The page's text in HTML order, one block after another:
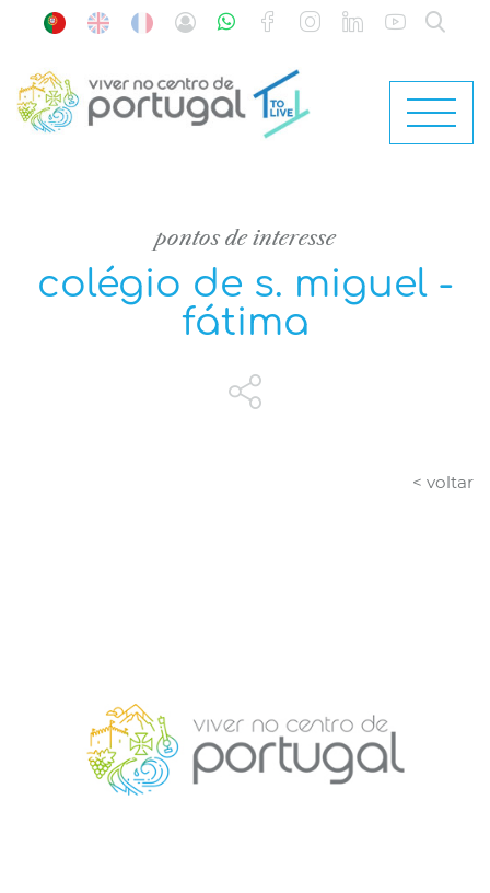
pontos de interesse
colégio de s. miguel -
fátima
< voltar